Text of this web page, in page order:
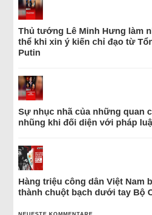
Thủ tướng Lê Minh Hưng làm
thể khi xin ý kiến chỉ đạo từ
Putin
Sự nhục nhã của những quan
nhũng khi đối diện với pháp
Hàng triệu công dân Việt Nam
thành chuột bạch dưới tay Bộ